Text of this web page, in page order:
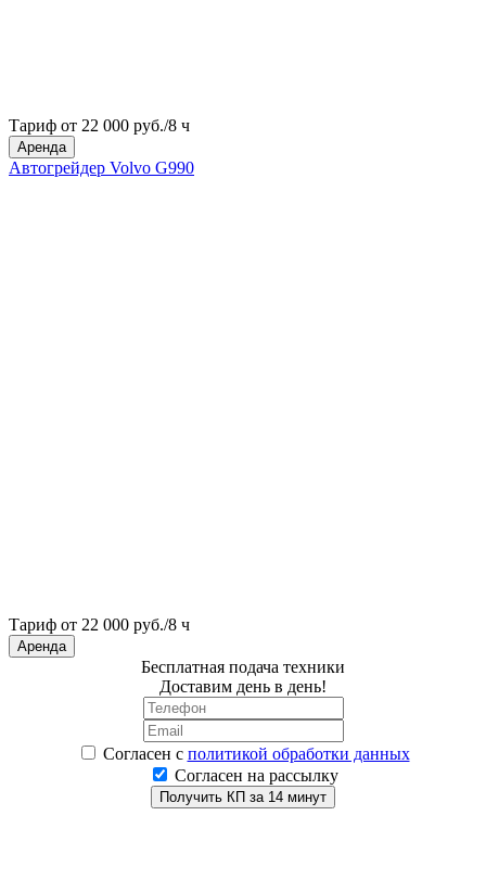
Тариф от 22 000 руб./8 ч
Аренда
Автогрейдер Volvo G990
Тариф от 22 000 руб./8 ч
Аренда
Бесплатная подача техники
Доставим день в день!
Согласен с политикой обработки данных
Согласен на рассылку
Получить КП за 14 минут